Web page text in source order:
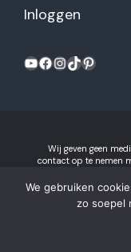
Inloggen
Wij geven geen
contact op te nemen
We gebruiken
zo soepel